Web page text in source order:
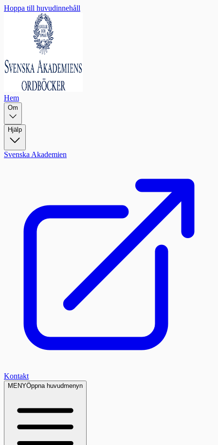
Hoppa till huvudinnehåll
Hem
Om
Hjälp
Svenska Akademien
Kontakt
MENYÖppna huvudmenyn